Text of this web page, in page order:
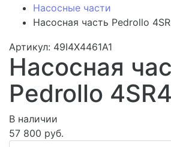
Насосные части
Насосная часть Pedrollo
Артикул: 49I4X4461A1
Насосная
Pedrollo
В наличии
57 800 руб.